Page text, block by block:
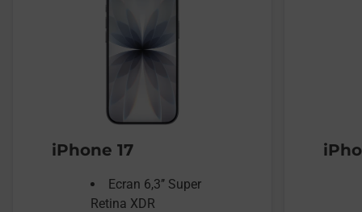
iPhone 17
Ecran 6,3’’ Super
Retina XDR